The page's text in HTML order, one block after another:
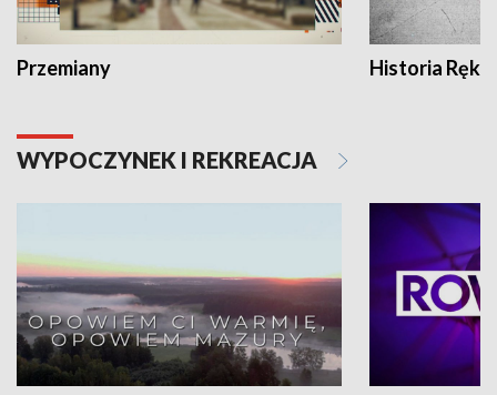
Przemiany Historia Ręką
WYPOCZYNEK I REKREACJA